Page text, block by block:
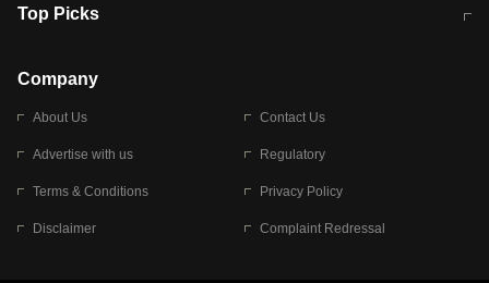
RBI का नया नियम: अब बैंकों को अपनी सभी
Top Picks
बारिश की चेतावनी
Company
About Us Contact Us
Advertise with us Regulatory
Terms & Conditions Privacy Policy
Disclaimer Complaint Redressal